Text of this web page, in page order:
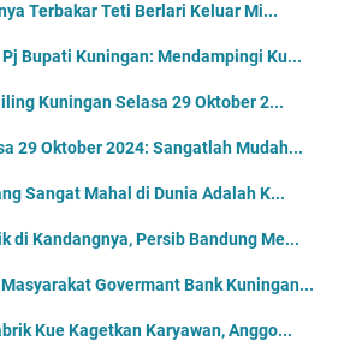
Terbakar Teti Berlari Keluar Mi...
Bupati Kuningan: Mendampingi Ku...
Kuningan Selasa 29 Oktober 2...
29 Oktober 2024: Sangatlah Mudah...
Sangat Mahal di Dunia Adalah K...
di Kandangnya, Persib Bandung Me...
Govermant Bank Kuningan...
Kue Kagetkan Karyawan, Anggo...